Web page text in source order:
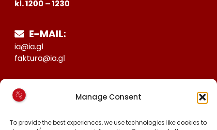
Manage Consent
To provide the best experiences, we use technologies like cookies to
kl. 1200 – 1230
E-MAIL:
ia@ia.gl
faktura@ia.gl
25027388
KONTO NR: